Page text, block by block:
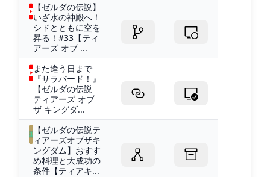
【ゼルダの伝説】
いざ水の神殿へ！
シドとともに空を
昇る！#33【ティ
アーズ オブ ...
また逢う日まで
『サラバード！』
【ゼルダの伝説
ティアーズ オブ
ザ キングダ...
【ゼルダの伝説テ
ィアーズオブザキ
ングダム】おすす
め料理と大成功の
条件【ティアキ...